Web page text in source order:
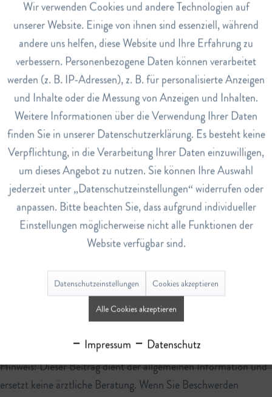
Gehirnleistungsschwäche
allgemeine rheumatische (entzündliche) Beschwerden
Wie kann Krillöl den Organismus unterstützen?
Blutfliesseigenschaften werden durch die Omega 3 FS
verbessert
Zellaufbau und Funktion wird massiv unterstützt und
beschleunigt (Phospholipide)
Erhöhte Blutfettwerte werden durch Omega 3 gesenkt
Gehirnentwicklung wird entscheidend unterstützt
(Phospholipide)
Gefässgesundheit wird erhalten (Elastizität, Ablagerungen
werden abtransportiert)
Insgesamt ist Krillöl eine vielversprechende Quelle für Omega-
jedoch vor der Einnahme mit einer Fachperson für Medizin
oder Ernährung.
Hinweis: Dieser Beitrag dient der allgemeinen Information und
ersetzt keine ärztliche Beratung. Wenn Sie Beschwerden
Funktionale Aktiv
Marketing Inaktiv
Tracking Inaktiv
Service Inaktiv
Wir verwenden Cookies und andere Technologien auf
unserer Website. Einige von ihnen sind essenziell, während
andere uns helfen, diese Website und Ihre Erfahrung zu
verbessern. Personenbezogene Daten können verarbeitet
werden (z. B. IP-Adressen), z. B. für personalisierte Anzeigen
und Inhalte oder die Messung von Anzeigen und Inhalten.
Weitere Informationen über die Verwendung Ihrer Daten
finden Sie in unserer Datenschutzerklärung. Es besteht keine
Verpflichtung, in die Verarbeitung Ihrer Daten einzuwilligen,
um dieses Angebot zu nutzen. Sie können Ihre Auswahl
jederzeit unter „Datenschutzeinstellungen“ widerrufen oder
anpassen. Bitte beachten Sie, dass aufgrund individueller
Einstellungen möglicherweise nicht alle Funktionen der
Website verfügbar sind.
Datenschutzeinstellungen Cookies akzeptieren
Alle Cookies akzeptieren
Impressum Datenschutz